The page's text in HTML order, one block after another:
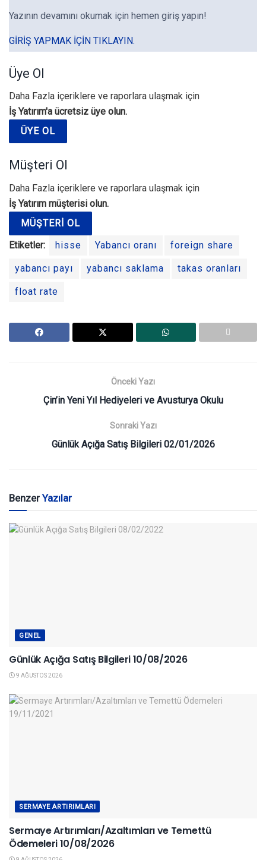
Yazının devamını okumak için hemen giriş yapın!
GIRIŞ YAPMAK IÇIN TIKLAYIN.
Üye Ol
Daha Fazla içeriklere ve raporlara ulaşmak için
İş Yatırım'a ücretsiz üye olun.
ÜYE OL
Müşteri Ol
Daha Fazla içeriklere ve raporlara ulaşmak için
İş Yatırım müşterisi olun.
MÜŞTERI OL
Etiketler:
hisse Yabancı oranı foreign share
yabancı payı yabancı saklama takas oranları
float rate
Önceki Yazı
Çin’in Yeni Yıl Hediyeleri ve Avusturya Okulu
Sonraki Yazı
Günlük Açığa Satış Bilgileri 02/01/2026
BenzerYazılar
GENEL
Günlük Açığa Satış Bilgileri 10/08/2026
9 AĞUSTOS 2026
SERMAYE ARTIRIMLARI
Sermaye Artırımları/Azaltımları ve Temettü
Ödemeleri 10/08/2026